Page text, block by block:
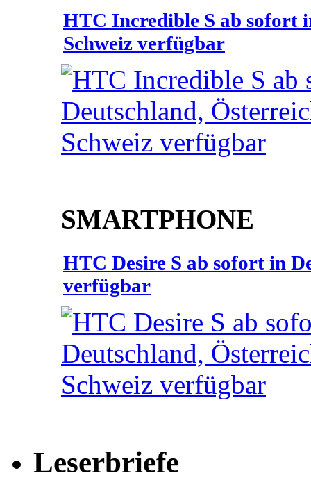
HTC Incredible S ab sofort
Schweiz verfügbar
SMARTPHONE
HTC Desire S ab sofort in
verfügbar
Leserbriefe